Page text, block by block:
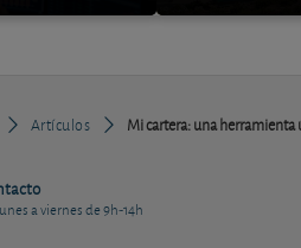
Artículos Mi cartera: una herramienta
a viernes de 9h-14h